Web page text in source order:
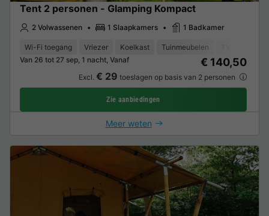
Tent 2 personen - Glamping Kompact
2 Volwassenen 1 Slaapkamers 1 Badkamer
Wi-Fi toegang Vriezer Koelkast Tuinmeubelen
Van 26 tot 27 sep, 1 nacht, Vanaf
€ 140,50
Excl. € 29 toeslagen op basis van 2 personen
Zie aanbiedingen
Meer weten